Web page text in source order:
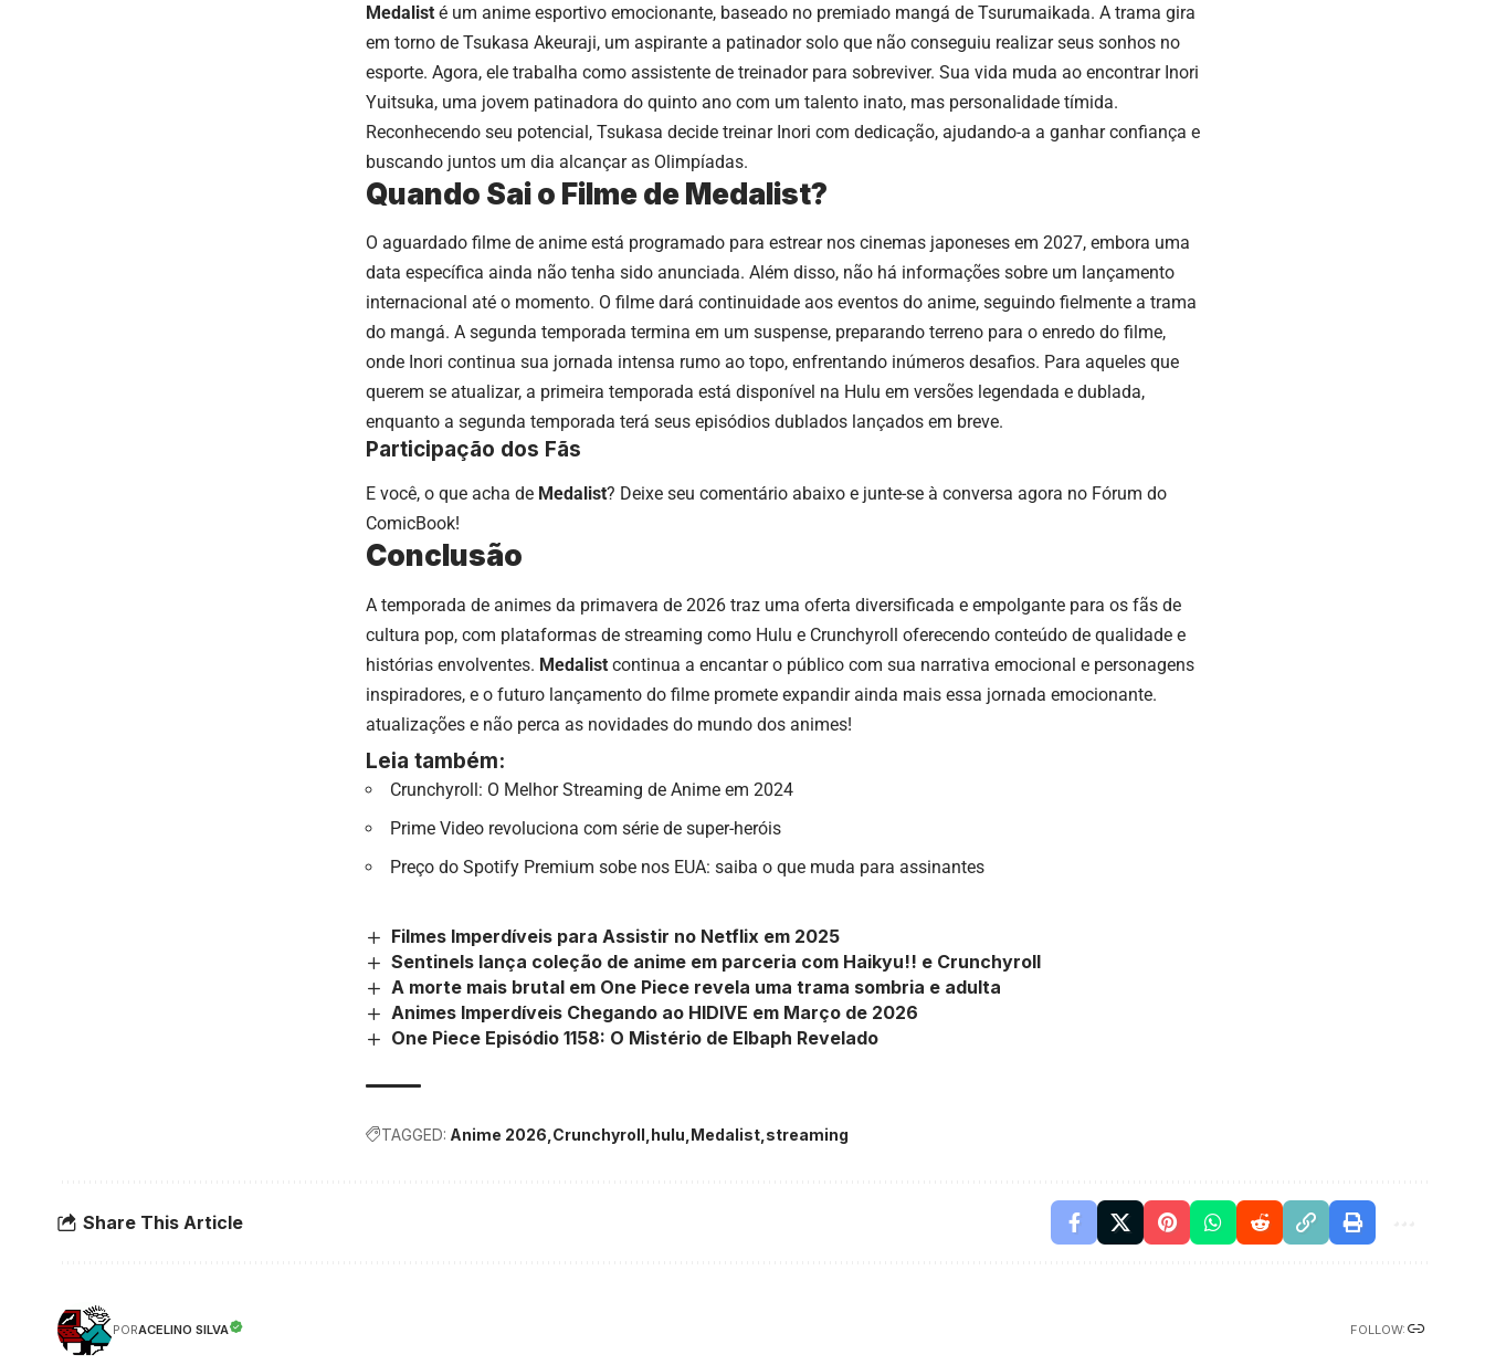
Medalist é um anime esportivo emocionante, baseado no premiado mangá de Tsurumaikada. A trama gira
em torno de Tsukasa Akeuraji, um aspirante a patinador solo que não conseguiu realizar seus sonhos no
esporte. Agora, ele trabalha como assistente de treinador para sobreviver. Sua vida muda ao encontrar Inori
Yuitsuka, uma jovem patinadora do quinto ano com um talento inato, mas personalidade tímida.
Reconhecendo seu potencial, Tsukasa decide treinar Inori com dedicação, ajudando-a a ganhar confiança e
buscando juntos um dia alcançar as Olimpíadas.
Quando Sai o Filme de Medalist?
O aguardado filme de anime está programado para estrear nos cinemas japoneses em 2027, embora uma
data específica ainda não tenha sido anunciada. Além disso, não há informações sobre um lançamento
internacional até o momento. O filme dará continuidade aos eventos do anime, seguindo fielmente a trama
do mangá. A segunda temporada termina em um suspense, preparando terreno para o enredo do filme,
onde Inori continua sua jornada intensa rumo ao topo, enfrentando inúmeros desafios. Para aqueles que
querem se atualizar, a primeira temporada está disponível na Hulu em versões legendada e dublada,
enquanto a segunda temporada terá seus episódios dublados lançados em breve.
Participação dos Fãs
E você, o que acha de Medalist? Deixe seu comentário abaixo e junte-se à conversa agora no Fórum do
ComicBook!
Conclusão
A temporada de animes da primavera de 2026 traz uma oferta diversificada e empolgante para os fãs de
cultura pop, com plataformas de streaming como Hulu e Crunchyroll oferecendo conteúdo de qualidade e
histórias envolventes. Medalist continua a encantar o público com sua narrativa emocional e personagens
inspiradores, e o futuro lançamento do filme promete expandir ainda mais essa jornada emocionante.
atualizações e não perca as novidades do mundo dos animes!
Leia também:
Crunchyroll: O Melhor Streaming de Anime em 2024
Prime Video revoluciona com série de super-heróis
Preço do Spotify Premium sobe nos EUA: saiba o que muda para assinantes
Filmes Imperdíveis para Assistir no Netflix em 2025
Sentinels lança coleção de anime em parceria com Haikyu!! e Crunchyroll
A morte mais brutal em One Piece revela uma trama sombria e adulta
Animes Imperdíveis Chegando ao HIDIVE em Março de 2026
One Piece Episódio 1158: O Mistério de Elbaph Revelado
TAGGED: Anime 2026 Crunchyroll hulu Medalist streaming
Share This Article
PORACELINO SILVA FOLLOW: